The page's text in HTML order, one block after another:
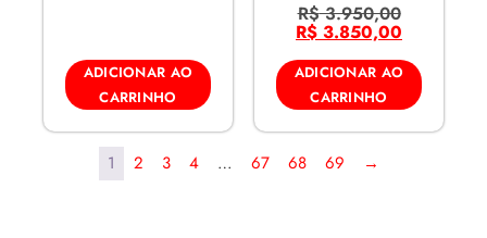
ADICIONAR AO
CARRINHO
R$3.950,00
R$ 3.850,00
ADICIONAR AO
CARRINHO
1 2 3 4 … 67 68 69 →